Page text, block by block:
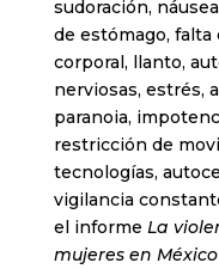
sudoración,
de estómago,
corporal, llanto,
nerviosas, estrés,
paranoia,
restricción de
tecnologías,
vigilancia
el informe La
mujeres en México